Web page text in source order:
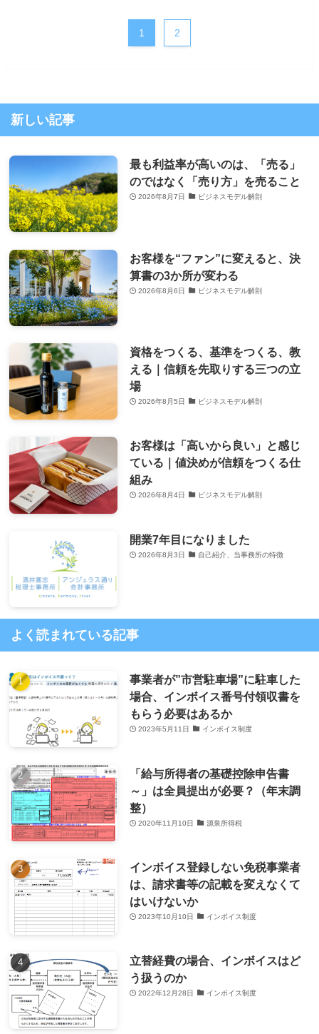
1 2
新しい記事
最も利益率が高いのは、「売る」
のではなく「売り方」を売ること
2026年8月7日 ビジネスモデル解剖
お客様を“ファン”に変えると、決
算書の3か所が変わる
2026年8月6日 ビジネスモデル解剖
資格をつくる、基準をつくる、教
える｜信頼を先取りする三つの立
場
2026年8月5日 ビジネスモデル解剖
お客様は「高いから良い」と感じ
ている｜値決めが信頼をつくる仕
組み
2026年8月4日 ビジネスモデル解剖
開業7年目になりました
2026年8月3日 自己紹介、当事務所の特徴
よく読まれている記事
事業者が”市営駐車場”に駐車した
場合、インボイス番号付領収書を
もらう必要はあるか
2023年5月11日 インボイス制度
「給与所得者の基礎控除申告書
～」は全員提出が必要？（年末調
整）
2020年11月10日 源泉所得税
インボイス登録しない免税事業者
は、請求書等の記載を変えなくて
はいけないか
2023年10月10日 インボイス制度
立替経費の場合、インボイスはど
う扱うのか
2022年12月28日 インボイス制度